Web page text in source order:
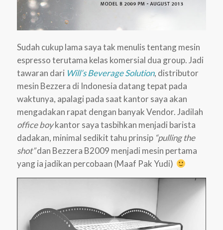
Sudah cukup lama saya tak menulis tentang mesin
espresso terutama kelas komersial dua group. Jadi
tawaran dari Will’s Beverage Solution, distributor
mesin Bezzera di Indonesia datang tepat pada
waktunya, apalagi pada saat kantor saya akan
mengadakan rapat dengan banyak Vendor. Jadilah
office boykantor saya tasbihkan menjadi barista
dadakan, minimal sedikit tahu prinsip “pulling the
shot”dan Bezzera B2009 menjadi mesin pertama
yang ia jadikan percobaan (Maaf Pak Yudi)